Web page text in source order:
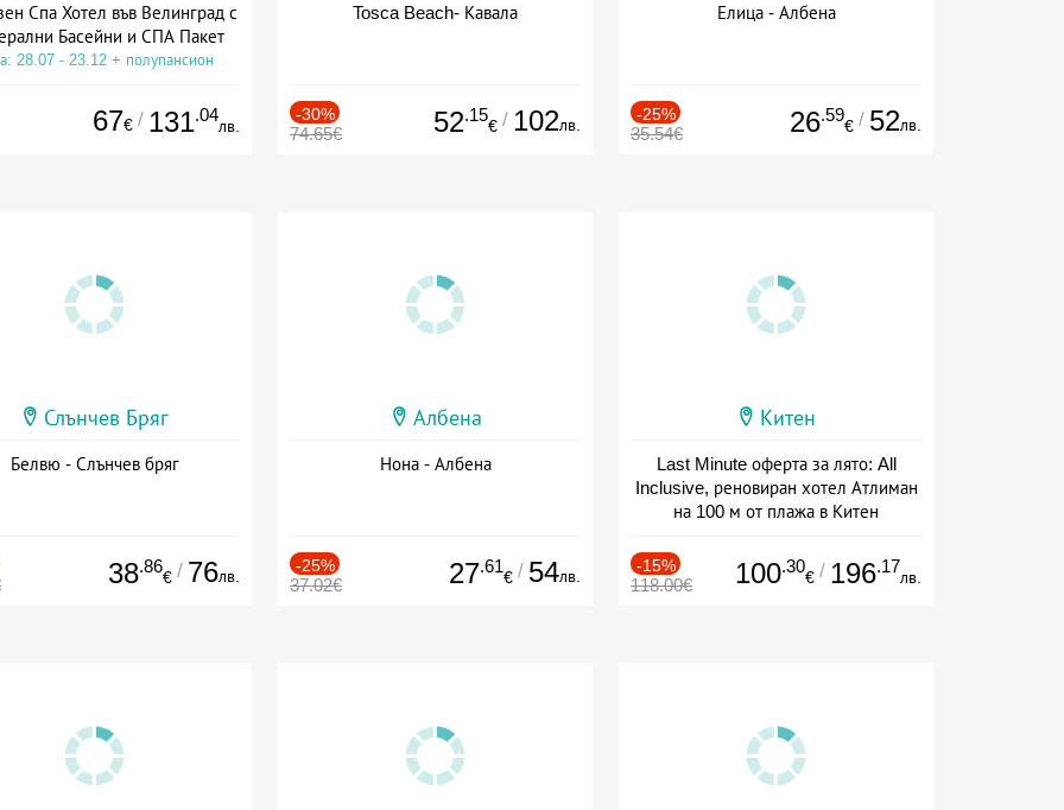
Спа Хотел във Велинград с
Басейни и СПА Пакет
28.07 - 23.12 + полупансион
67€ / 131.04
лв.
Tosca Beach- Кавала
-30%
74.65€ 52.15
€ / 102лв.
Елица - Албена
-25%
35.54€ 26.59
€ / 52лв.
Слънчев Бряг
Белвю - Слънчев бряг
38.86
€ / 76лв.
Албена
Нона - Албена
-25%
37.02€ 27.61
€ / 54лв.
Китен
Last Minute оферта за лято: All
Inclusive, реновиран хотел Атлиман
на 100 м от плажа в Китен
-15%
118.00€ 100.30
€ / 196.17
лв.